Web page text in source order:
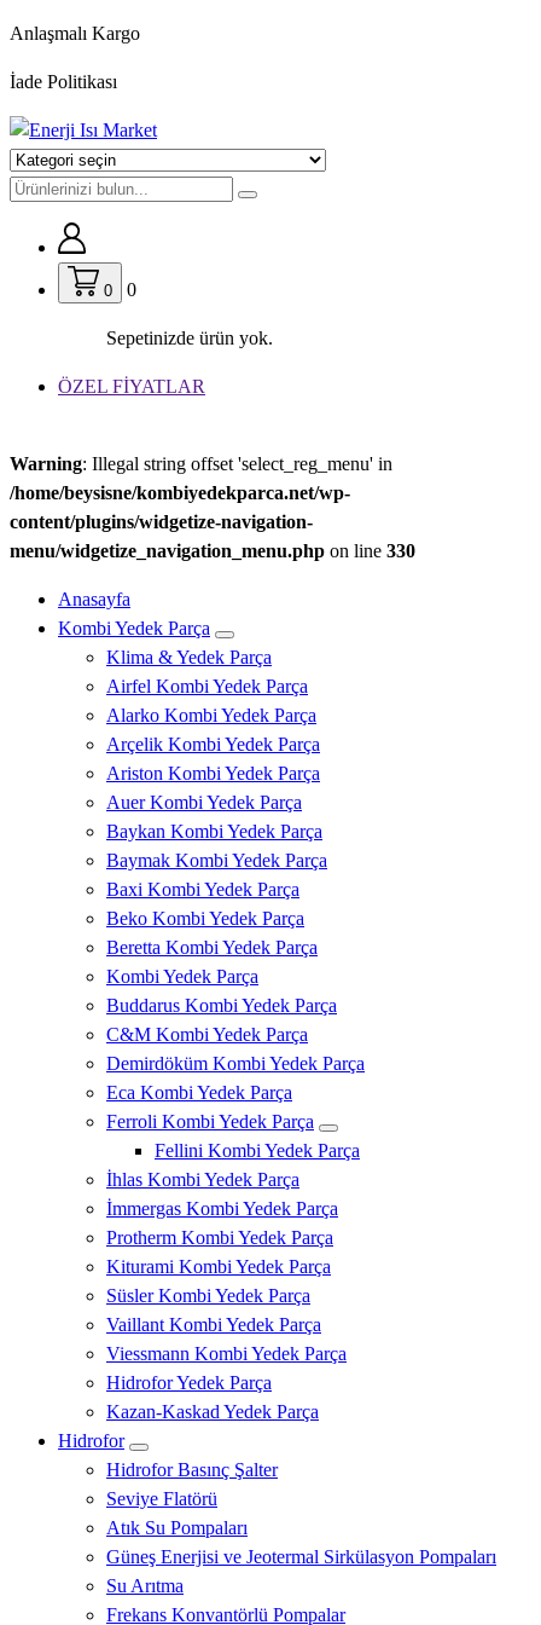
İçeriğe
Anlaşmalı Kargo
İade Politikası
0 0
Sepetinizde ürün yok.
ÖZEL FİYATLAR
Warning: Illegal string offset 'select_reg_menu' in
/home/beysisne/kombiyedekparca.net/wp-
content/plugins/widgetize-navigation-
menu/widgetize_navigation_menu.php on line 330
Anasayfa
Kombi Yedek Parça
Klima & Yedek Parça
Airfel Kombi Yedek Parça
Alarko Kombi Yedek Parça
Arçelik Kombi Yedek Parça
Ariston Kombi Yedek Parça
Auer Kombi Yedek Parça
Baykan Kombi Yedek Parça
Baymak Kombi Yedek Parça
Baxi Kombi Yedek Parça
Beko Kombi Yedek Parça
Beretta Kombi Yedek Parça
Kombi Yedek Parça
Buddarus Kombi Yedek Parça
C&M Kombi Yedek Parça
Demirdöküm Kombi Yedek Parça
Eca Kombi Yedek Parça
Ferroli Kombi Yedek Parça
Fellini Kombi Yedek Parça
İhlas Kombi Yedek Parça
İmmergas Kombi Yedek Parça
Protherm Kombi Yedek Parça
Kiturami Kombi Yedek Parça
Süsler Kombi Yedek Parça
Vaillant Kombi Yedek Parça
Viessmann Kombi Yedek Parça
Hidrofor Yedek Parça
Kazan-Kaskad Yedek Parça
Hidrofor
Hidrofor Basınç Şalter
Seviye Flatörü
Atık Su Pompaları
Güneş Enerjisi ve Jeotermal Sirkülasyon Pompaları
Su Arıtma
Frekans Konvantörlü Pompalar